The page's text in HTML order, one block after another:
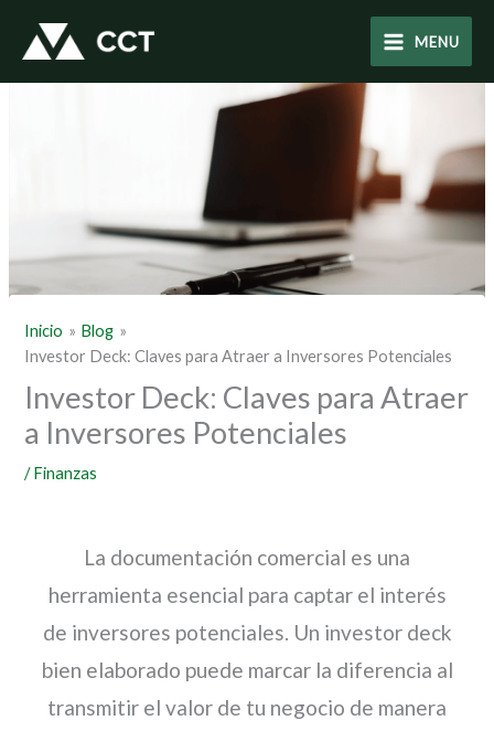
contenido
MENU
Inicio
Blog
Investor Deck: Claves para Atraer a Inversores Potenciales
Investor Deck: Claves para Atraer
a Inversores Potenciales
/Finanzas
La documentación comercial es una
herramienta esencial para captar el interés
de inversores potenciales. Un investor deck
bien elaborado puede marcar la diferencia al
transmitir el valor de tu negocio de manera